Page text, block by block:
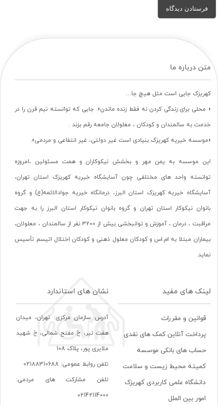
متن درباره ما
کهریزک جایی است مثل هیچ جا…
« محلی برای زندگی کردن نه فقط زنده ماندن». جایی که توانسته نیم قرن را در
خدمت به سالمندان و کودکان ، معلولان جامعه رقم بزند .
«موسسه خیریه کهریزک بنیادی است غیر دولتی، غیر انتفاعی و مردمی».
این موسسه به یمن مهر و بخشش نیکوکاران و همت مسئولین ،امروزه
توانسته واحد های مختلفی چون آسایشگاه خیریه کهریزک استان تهران،
آسایشگاه خیریه کهریزک استان البرز، درمانگاه خیریه جوادالائمه(ع) و گروه
بانوان نیکوکار استان تهران و گروه بانوان نیکوکار استان البرز را به جهت
مراقبت ، درمان ، آموزش و توانبخشی بیش از 3200 نفر از سالمندان ، معلولان،
بیماران مبتلا به ام.اس و کودکان معلول ذهنی و کودکان اختلال اتیسم تأسیس
نماید.
لینک های مفید
قوانین و مقررات
پرداخت آنلاین کمک های نقدی
حساب های بانکی موسسه
کمیته محیط زیست و سلامت
دانشگاه علمی کاربردی کهریزک
امور بین الملل
نشان های استاندارد
آدرس سازمان مرکزی: تهران، ميدان
هفت تير، خ مفتح شمالی، خ شهيد
ملايری پور، پلاک 108
تلفن روابط عمومی: 02188310688
تلفن مشارکت های مردمی:
02142114000